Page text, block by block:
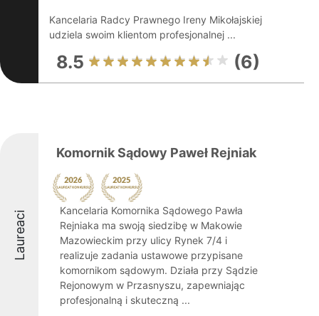
Kancelaria Radcy Prawnego Ireny Mikołajskiej
udziela swoim klientom profesjonalnej ...
8.5 (6)
Laureaci
Komornik Sądowy Paweł Rejniak
Kancelaria Komornika Sądowego Pawła
Rejniaka ma swoją siedzibę w Makowie
Mazowieckim przy ulicy Rynek 7/4 i
realizuje zadania ustawowe przypisane
komornikom sądowym. Działa przy Sądzie
Rejonowym w Przasnyszu, zapewniając
profesjonalną i skuteczną ...